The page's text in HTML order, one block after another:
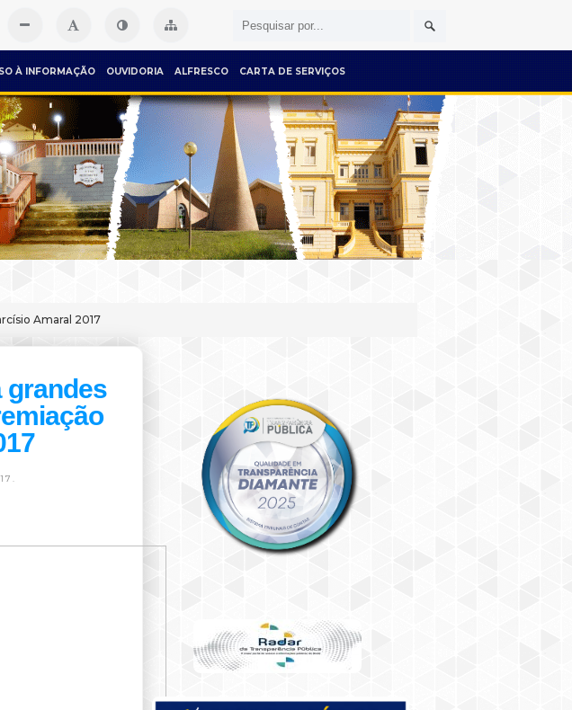
À INFORMAÇÃO OUVIDORIA ALFRESCO CARTA DE SERVIÇOS
Amaral 2017
grandes